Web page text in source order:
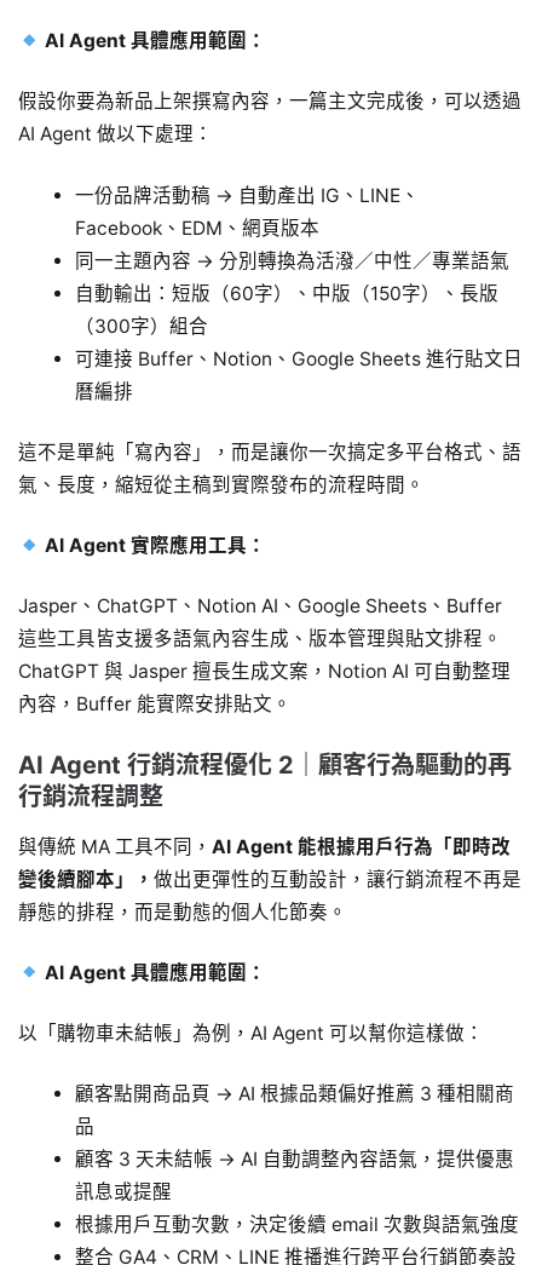
AI Agent 具體應用範圍：
假設你要為新品上架撰寫內容，一篇主文完成後，可以透過
AI Agent 做以下處理：
一份品牌活動稿 → 自動產出 IG、LINE、
Facebook、EDM、網頁版本
同一主題內容 → 分別轉換為活潑／中性／專業語氣
自動輸出：短版（60字）、中版（150字）、長版
（300字）組合
可連接 Buffer、Notion、Google Sheets 進行貼文日
曆編排
這不是單純「寫內容」，而是讓你一次搞定多平台格式、語
氣、長度，縮短從主稿到實際發布的流程時間。
AI Agent 實際應用工具：
Jasper、ChatGPT、Notion AI、Google Sheets、Buffer
這些工具皆支援多語氣內容生成、版本管理與貼文排程。
ChatGPT 與 Jasper 擅長生成文案，Notion AI 可自動整理
內容，Buffer 能實際安排貼文。
AI Agent 行銷流程優化 2｜顧客行為驅動的再
行銷流程調整
與傳統 MA 工具不同， AI Agent 能根據用戶行為「即時改
變後續腳本」， 做出更彈性的互動設計，讓行銷流程不再是
靜態的排程，而是動態的個人化節奏。
AI Agent 具體應用範圍：
以「購物車未結帳」為例，AI Agent 可以幫你這樣做：
顧客點開商品頁 → AI 根據品類偏好推薦 3 種相關商
品
顧客 3 天未結帳 → AI 自動調整內容語氣，提供優惠
訊息或提醒
根據用戶互動次數，決定後續 email 次數與語氣強度
整合 GA4、CRM、LINE 推播進行跨平台行銷節奏設